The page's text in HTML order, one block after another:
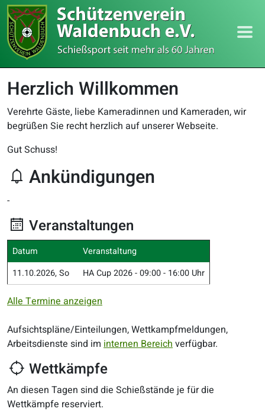
Herzlich Willkommen
Verehrte Gäste, liebe Kameradinnen und Kameraden, wir
begrüßen Sie recht herzlich auf unserer Webseite.
Gut Schuss!
Ankündigungen
-
Veranstaltungen
Datum
Veranstaltung
11.10.2026, So
HA Cup 2026-09:00 - 16:00 Uhr
Alle Termine anzeigen
Aufsichtspläne/Einteilungen, Wettkampfmeldungen,
Arbeitsdienste sind im internen Bereichverfügbar.
Wettkämpfe
An diesen Tagen sind die Schießstände je für die
Wettkämpfe reserviert.